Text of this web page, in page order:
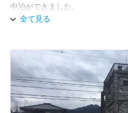
中泊ができました。
ただ場所が非常にわかりにくく、
的地を探すのに相当苦労すると思
い目印があったら嬉しいです。
全て見る